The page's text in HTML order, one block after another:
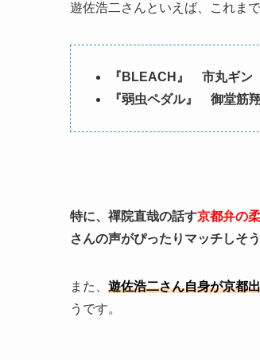
遊佐浩二さんといえば、これま
『BLEACH』 市丸ギン
『弱虫ペダル』 御堂筋翔
特に、禪院直哉の話す京都弁の
さんの声がぴったりマッチしそう
また、 遊佐浩二さん自身が京都
うです。